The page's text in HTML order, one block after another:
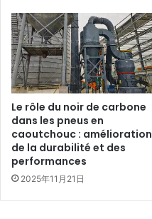
Le rôle du noir de carbone
dans les pneus en
caoutchouc : amélioration
de la durabilité et des
performances
2025年11月21日